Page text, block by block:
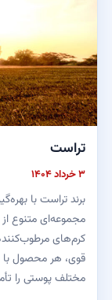
تراست
۳ خرداد ۱۴۰۴
برند تراست با
مجموعه‌ای متنوع
کرم‌های
قوی، هر محصول با
مختلف پوستی را